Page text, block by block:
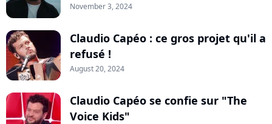
November 3, 2024
Claudio Capéo : ce gros projet qu'il a
refusé !
August 20, 2024
Claudio Capéo se confie sur "The
Voice Kids"